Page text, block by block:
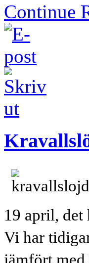
Continue
19 april, det
Vi har
jämfört